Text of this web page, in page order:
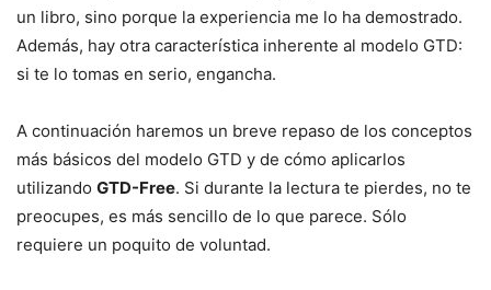
un libro, sino porque la experiencia me lo ha demostrado.
Además, hay otra característica inherente al modelo GTD:
si te lo tomas en serio, engancha.
A continuación haremos un breve repaso de los conceptos
más básicos del modelo GTD y de cómo aplicarlos
utilizando GTD-Free. Si durante la lectura te pierdes, no te
preocupes, es más sencillo de lo que parece. Sólo
requiere un poquito de voluntad.